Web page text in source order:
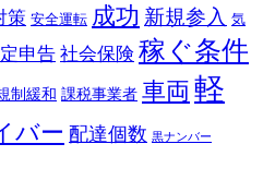
策 安全運転 成功 新規参入 気
申告 社会保険 稼ぐ条件
制緩和 課税事業者 車両 軽
バー 配達個数 黒ナンバー